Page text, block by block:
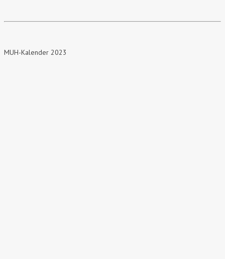
MUH-Kalender 2023